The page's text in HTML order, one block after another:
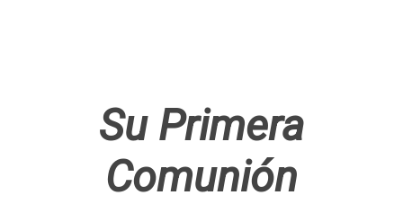
Su Primera
Comunión